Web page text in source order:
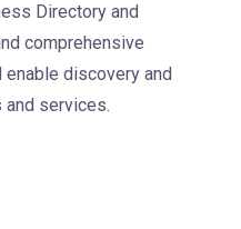
Directory and
comprehensive
discovery and
services.